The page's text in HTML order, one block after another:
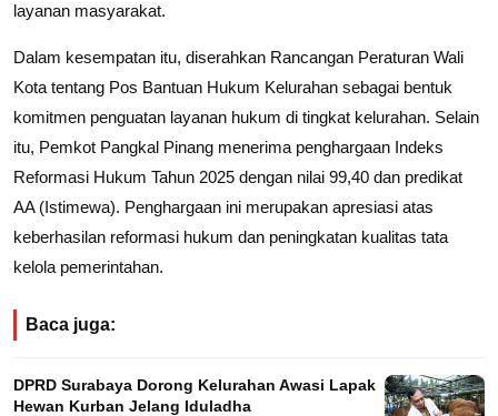
layanan masyarakat.
Dalam kesempatan itu, diserahkan Rancangan Peraturan Wali
Kota tentang Pos Bantuan Hukum Kelurahan sebagai bentuk
komitmen penguatan layanan hukum di tingkat kelurahan. Selain
itu, Pemkot Pangkal Pinang menerima penghargaan Indeks
Reformasi Hukum Tahun 2025 dengan nilai 99,40 dan predikat
AA (Istimewa). Penghargaan ini merupakan apresiasi atas
keberhasilan reformasi hukum dan peningkatan kualitas tata
kelola pemerintahan.
Baca juga:
DPRD Surabaya Dorong Kelurahan Awasi Lapak
Hewan Kurban Jelang Iduladha